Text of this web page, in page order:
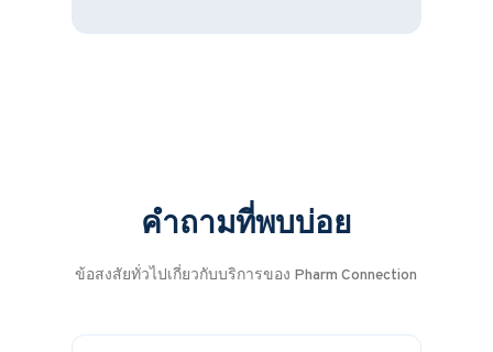
คำถามที่พบบ่อย
ข้อสงสัยทั่วไปเกี่ยวกับบริการของ Pharm Connection